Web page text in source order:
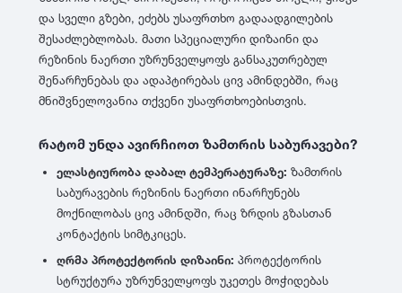
და სველი გზები, ეძებს უსაფრთხო გადაადგილების
შესაძლებლობას. მათი სპეციალური დიზაინი და
რეზინის ნაერთი უზრუნველყოფს განსაკუთრებულ
შენარჩუნებას და ადაპტირებას ცივ ამინდებში, რაც
მნიშვნელოვანია თქვენი უსაფრთხოებისთვის.
რატომ უნდა ავირჩიოთ ზამთრის საბურავები?
ელასტიურობა დაბალ ტემპერატურაზე: ზამთრის
საბურავების რეზინის ნაერთი ინარჩუნებს
მოქნილობას ცივ ამინდში, რაც ზრდის გზასთან
კონტაქტის სიმტკიცეს.
ღრმა პროტექტორის დიზაინი: პროტექტორის
სტრუქტურა უზრუნველყოფს უკეთეს მოჭიდებას